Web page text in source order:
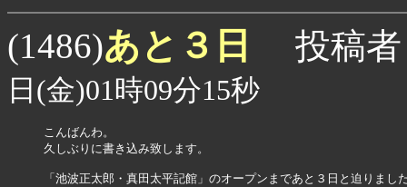
(1486)あと３日 投稿者
日(金)01時09分15秒
こんばんわ。
久しぶりに書き込み致します。
「池波正太郎・真田太平記館」のオープンまであと３日と迫りまし